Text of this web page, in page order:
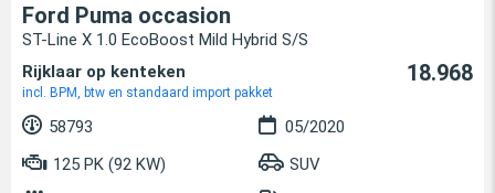
Ford Puma occasion
ST-Line X 1.0 EcoBoost Mild Hybrid S/S
Rijklaar op kenteken
incl. BPM, btw en standaard import pakket
18.968
58793
05/2020
125 PK (92 KW)
SUV